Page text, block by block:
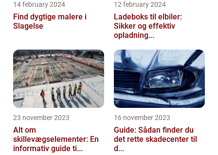
14 february 2024
Find dygtige malere i
Slagelse
12 february 2024
Ladeboks til elbiler:
Sikker og effektiv
opladning...
23 november 2023
Alt om
skillevægselementer: En
informativ guide ti...
16 november 2023
Guide: Sådan finder du
det rette skadecenter til
d...